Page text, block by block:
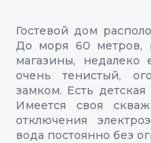
Гостевой дом
До моря 60 метров,
магазины, недалеко
очень тенистый,
замком. Есть
Имеется своя
отключения
вода постоянно без